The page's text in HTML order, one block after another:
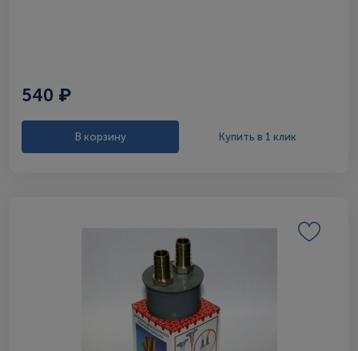
540 ₽
В корзину Купить в 1 клик